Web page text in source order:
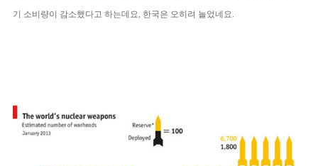
기 소비량이 감소했다고 하는데요, 한국은 오히려 늘었네요.